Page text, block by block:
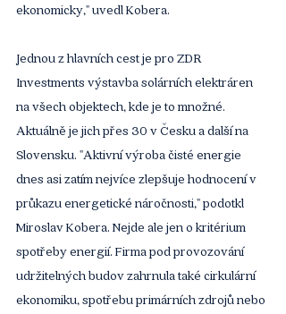
ekonomicky," uvedl Kobera.
Jednou z hlavních cest je pro ZDR
Investments výstavba solárních elektráren
na všech objektech, kde je to množné.
Aktuálně je jich přes 30 v Česku a další na
Slovensku. "Aktivní výroba čisté energie
dnes asi zatím nejvíce zlepšuje hodnocení v
průkazu energetické náročnosti," podotkl
Miroslav Kobera. Nejde ale jen o kritérium
spotřeby energií. Firma pod provozování
udržitelných budov zahrnula také cirkulární
ekonomiku, spotřebu primárních zdrojů nebo